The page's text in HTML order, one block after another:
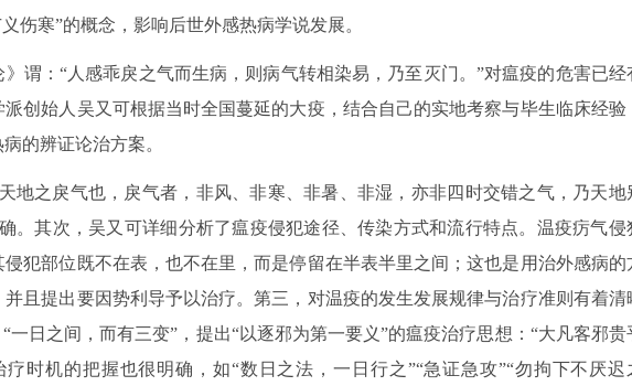
伤寒”的概念，影响后世外感热病学说发展。
谓：“人感乖戾之气而生病，则病气转相染易，乃至灭门。”对瘟疫的危害已经
创始人吴又可根据当时全国蔓延的大疫，结合自己的实地考察与毕生临床经验
的辨证论治方案。
地之戾气也，戾气者，非风、非寒、非暑、非湿，亦非四时交错之气，乃天地
。其次，吴又可详细分析了瘟疫侵犯途径、传染方式和流行特点。温疫疠气侵
犯部位既不在表，也不在里，而是停留在半表半里之间；这也是用治外感病的
且提出要因势利导予以治疗。第三，对温疫的发生发展规律与治疗准则有着清
一日之间，而有三变”，提出“以逐邪为第一要义”的瘟疫治疗思想：“大凡客邪贵
时机的把握也很明确，如“数日之法，一日行之”“急证急攻”“勿拘下不厌迟